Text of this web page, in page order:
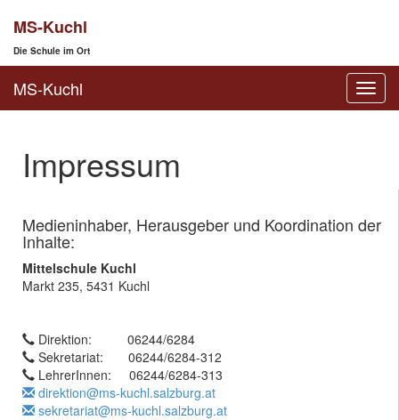
MS-Kuchl
Die Schule im Ort
MS-Kuchl
Impressum
Medieninhaber, Herausgeber und Koordination der
Inhalte:
Mittelschule Kuchl
Markt 235, 5431 Kuchl
Direktion: 06244/6284
Sekretariat: 06244/6284-312
LehrerInnen: 06244/6284-313
direktion@ms-kuchl.salzburg.at
sekretariat@ms-kuchl.salzburg.at